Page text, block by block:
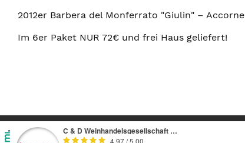
2012er Barbera del Monferrato "Giulin" –
Im 6er Paket NUR 72€ und frei Haus geliefert!